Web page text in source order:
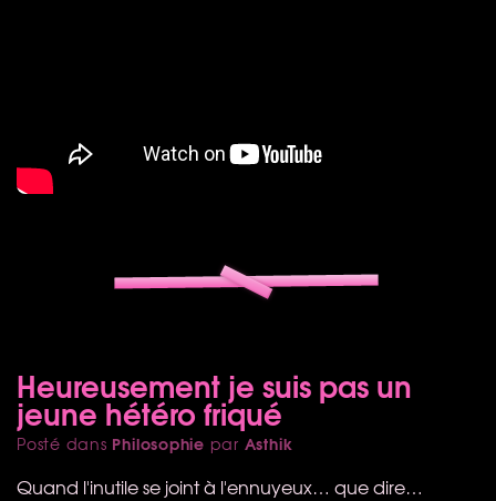
Heureusement je suis pas un
jeune hétéro friqué
Posté dans Philosophie par Asthik
Quand l'inutile se joint à l'ennuyeux… que dire…